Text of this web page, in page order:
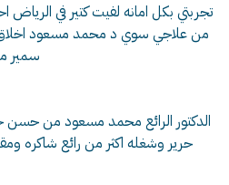
تجربتي بكل امانه لفيت كتير في
من علاجي سوي د محمد مسعود اخلاق
سمير
الدكتور الرائع محمد مسعود من حسن
حرير وشغله اكثر من رائع